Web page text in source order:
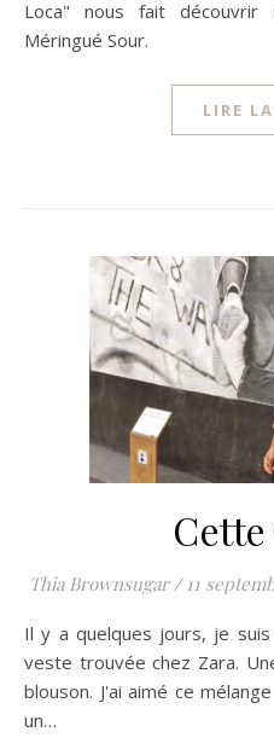
Loca" nous fait
Méringué Sour.
LIRE
Thia Brownsugar / 11
Il y a quelques jours, je suis tombée en amour pour une
veste trouvée chez Zara.
blouson. J'ai aimé ce
un…